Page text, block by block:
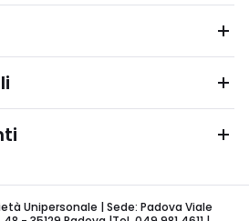
Unipersonale | Sede: Padova Viale